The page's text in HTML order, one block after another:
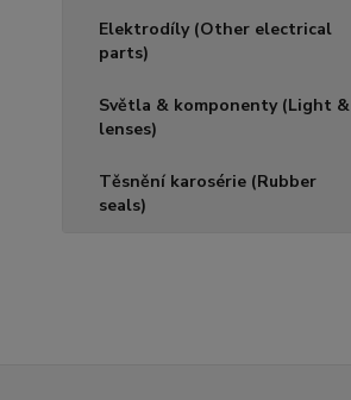
Elektrodíly (Other electrical
parts)
Světla & komponenty (Light &
lenses)
Těsnění karosérie (Rubber
seals)